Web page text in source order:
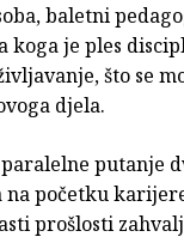
baletni
koga je ples
što se
djela.
putanje
na početku
prošlosti